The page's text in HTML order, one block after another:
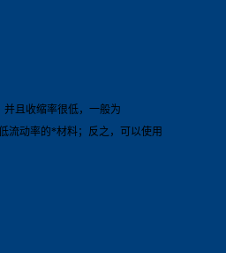
并且收缩率很低，一般为
流动率的*材料；反之，可以使用